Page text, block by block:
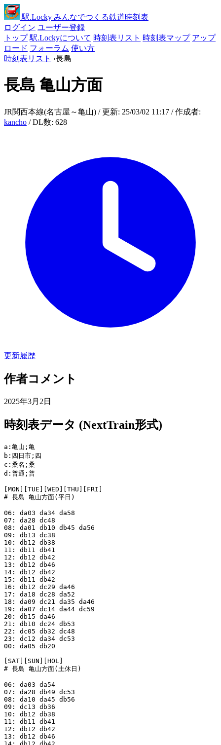
駅.Locky みんなでつくる鉄道時刻表
ログイン ユーザー登録
トップ 駅.Lockyについて 時刻表リスト 時刻表マップ アップ
ロード フォーラム 使い方
時刻表リスト ›長島
長島 亀山方面
JR関西本線(名古屋～亀山) / 更新: 25/03/02 11:17 / 作成者:
kancho / DL数: 628
更新履歴
作者コメント
2025年3月2日
時刻表データ (NextTrain形式)
a:亀山;亀
b:四日市;四
c:桑名;桑
d:普通;普
[MON][TUE][WED][THU][FRI]
# 長島 亀山方面(平日)
06: da03 da34 da58
07: da28 dc48
08: da01 db10 db45 da56
09: db13 dc38
10: db12 db38
11: db11 db41
12: db12 db42
13: db12 db46
14: db12 db42
15: db11 db42
16: db12 dc29 da46
17: da18 dc28 da52
18: da09 dc21 da35 da46
19: da07 dc14 da44 dc59
20: db15 da46
21: db10 dc24 db53
22: dc05 db32 dc48
23: dc12 da34 dc53
00: da05 db20
[SAT][SUN][HOL]
# 長島 亀山方面(土休日)
06: da03 da54
07: da28 db49 dc53
08: da10 da45 db56
09: dc13 db36
10: db12 db38
11: db11 db41
12: db12 db42
13: db12 db46
14: db12 db42